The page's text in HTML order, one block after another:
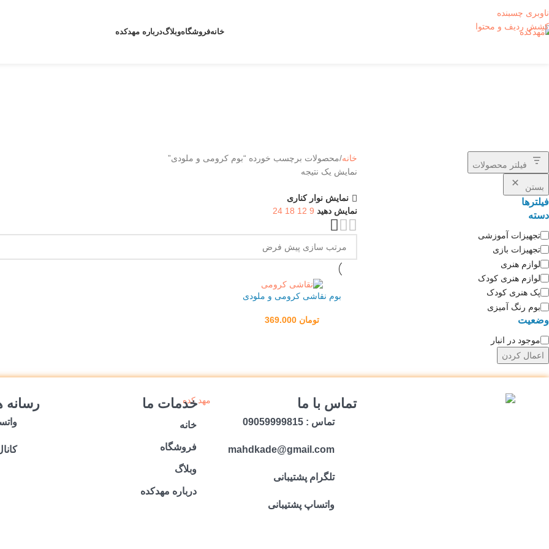
ناوبری چسبنده
کشش ردیف و محتوا
خانهفروشگاهوبلاگدرباره مهدکده
فیلتر محصولات
بستن
فیلترها
دسته
تجهیزات آموزشی
تجهیزات بازی
لوازم هنری
لوازم هنری کودک
پک هنری کودک
بوم رنگ آمیزی
وضعیت
موجود در انبار
اعمال کردن
خانه محصولات برچسب خورده “بوم کرومی و ملودی”
نمایش یک نتیجه
نمایش نوار کناری
نمایش دهید 9
12
18
24
بوم نقاشی کرومی و ملودی
تومان
تماس با ما
تماس : 09059999815
mahdkade@gmail.com
تلگرام پشتیبانی
واتساپ پشتیبانی
خدمات ما
خانه
فروشگاه
وبلاگ
درباره مهدکده
رسانه